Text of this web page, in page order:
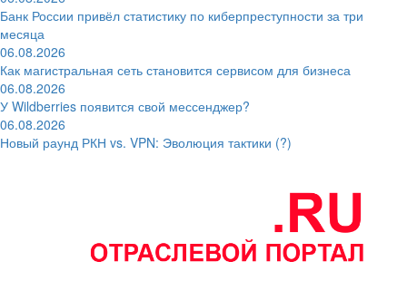
Банк России привёл статистику по киберпреступности за три
месяца
06.08.2026
Как магистральная сеть становится сервисом для бизнеса
06.08.2026
У Wildberries появится свой мессенджер?
06.08.2026
Новый раунд РКН vs. VPN: Эволюция тактики (?)